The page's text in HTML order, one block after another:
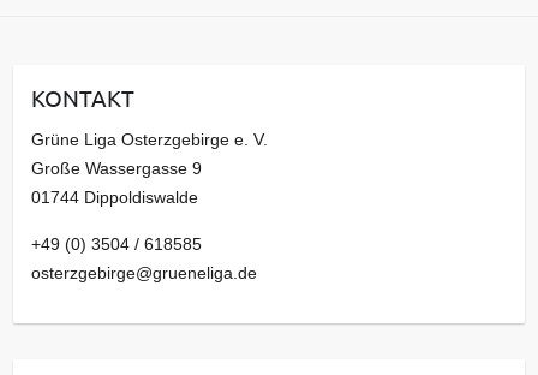
v
KONTAKT
Grüne Liga Osterzgebirge e. V.
Große Wassergasse 9
01744 Dippoldiswalde
+49 (0) 3504 / 618585
osterzgebirge@grueneliga.de